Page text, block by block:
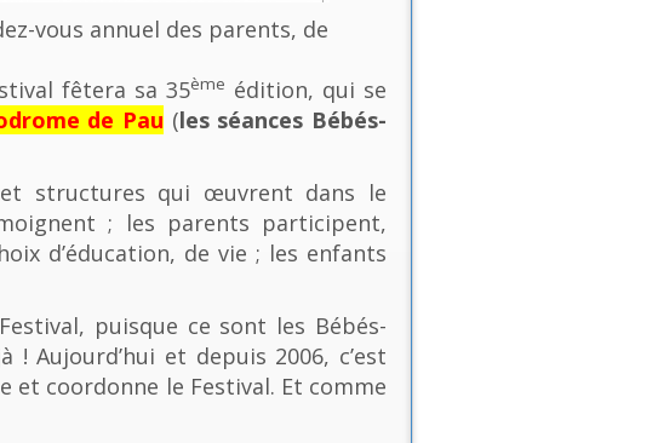
vous annuel des parents, de
fêtera sa 35ème édition, qui se
de Pau (les séances Bébés-
et structures qui œuvrent dans le
; les parents participent,
d’éducation, de vie ; les enfants
puisque ce sont les Bébés-
Aujourd’hui et depuis 2006, c’est
et coordonne le Festival. Et comme